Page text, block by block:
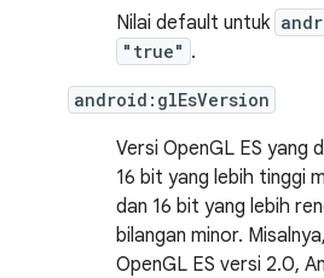
Nilai default untuk
"true" .
android:glEsVersion
Versi OpenGL ES yang
16 bit yang lebih tinggi
dan 16 bit yang lebih
bilangan minor.
OpenGL ES versi 2.0,